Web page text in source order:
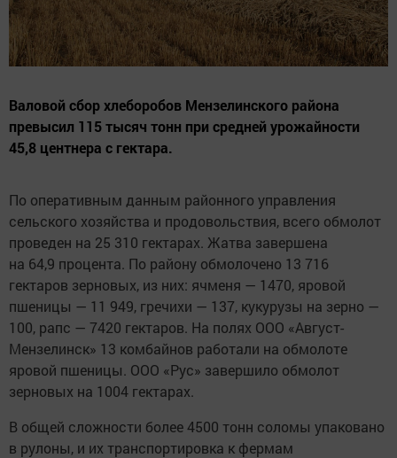
Валовой сбор хлеборобов Мензелинского района
превысил 115 тысяч тонн при средней урожайности
45,8 центнера с гектара.
По оперативным данным районного управления
сельского хозяйства и продовольствия, всего обмолот
проведен на 25 310 гектарах. Жатва завершена
на 64,9 процента. По району обмолочено 13 716
гектаров зерновых, из них: ячменя — 1470, яровой
пшеницы — 11 949, гречихи — 137, кукурузы на зерно —
100, рапс — 7420 гектаров. На полях ООО «Август-
Мензелинск» 13 комбайнов работали на обмолоте
яровой пшеницы. ООО «Рус» завершило обмолот
зерновых на 1004 гектарах.
В общей сложности более 4500 тонн соломы упаковано
в рулоны, и их транспортировка к фермам